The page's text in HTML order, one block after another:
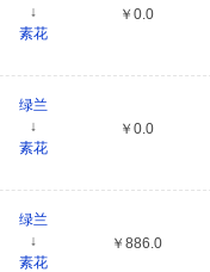
↓
素花
￥0.0
绿兰
↓
素花
￥0.0
绿兰
↓
素花
￥886.0